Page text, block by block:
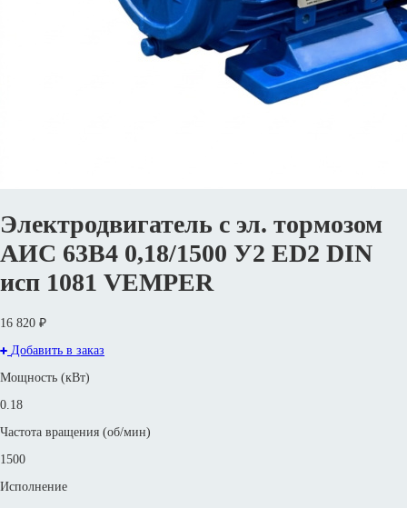
Электродвигатель с эл. тормозом
АИС 63В4 0,18/1500 У2 ED2 DIN
исп 1081 VEMPER
16 820 ₽
Добавить в заказ
Мощность (кВт)
0.18
Частота вращения (об/мин)
1500
Исполнение